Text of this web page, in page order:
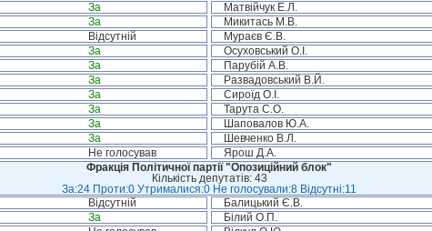
За Матвійчук Е.Л.
За Микитась М.В.
Відсутній Мураєв Є.В.
За Осуховський О.І.
За Парубій А.В.
За Развадовський В.Й.
За Сироїд О.І.
За Тарута С.О.
За Шаповалов Ю.А.
За Шевченко В.Л.
Не голосував Ярош Д.А.
Фракція Політичної партії "Опозиційний блок"
Кількість депутатів: 43
За:24 Проти:0 Утрималися:0 Не голосували:8 Відсутні:11
Відсутній Балицький Є.В.
За Білий О.П.